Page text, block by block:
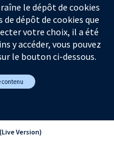
le dépôt de cookies
dépôt de cookies que
votre choix, il a été
y accéder, vous pouvez
le bouton ci-dessous.
contenu
Version)